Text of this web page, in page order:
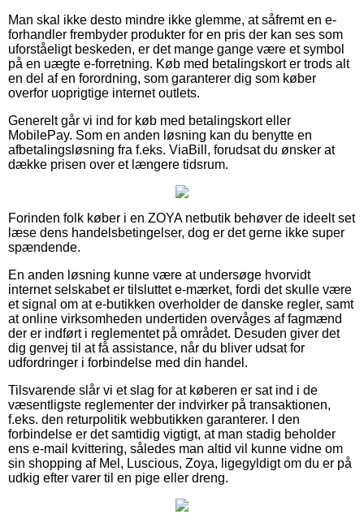
Man skal ikke desto mindre ikke glemme, at såfremt en e-
forhandler frembyder produkter for en pris der kan ses som
uforståeligt beskeden, er det mange gange være et symbol
på en uægte e-forretning. Køb med betalingskort er trods alt
en del af en forordning, som garanterer dig som køber
overfor uoprigtige internet outlets.
Generelt går vi ind for køb med betalingskort eller
MobilePay. Som en anden løsning kan du benytte en
afbetalingsløsning fra f.eks. ViaBill, forudsat du ønsker at
dække prisen over et længere tidsrum.
Forinden folk køber i en ZOYA netbutik behøver de ideelt set
læse dens handelsbetingelser, dog er det gerne ikke super
spændende.
En anden løsning kunne være at undersøge hvorvidt
internet selskabet er tilsluttet e-mærket, fordi det skulle være
et signal om at e-butikken overholder de danske regler, samt
at online virksomheden undertiden overvåges af fagmænd
der er indført i reglementet på området. Desuden giver det
dig genvej til at få assistance, når du bliver udsat for
udfordringer i forbindelse med din handel.
Tilsvarende slår vi et slag for at køberen er sat ind i de
væsentligste reglementer der indvirker på transaktionen,
f.eks. den returpolitik webbutikken garanterer. I den
forbindelse er det samtidig vigtigt, at man stadig beholder
ens e-mail kvittering, således man altid vil kunne vidne om
sin shopping af Mel, Luscious, Zoya, ligegyldigt om du er på
udkig efter varer til en pige eller dreng.